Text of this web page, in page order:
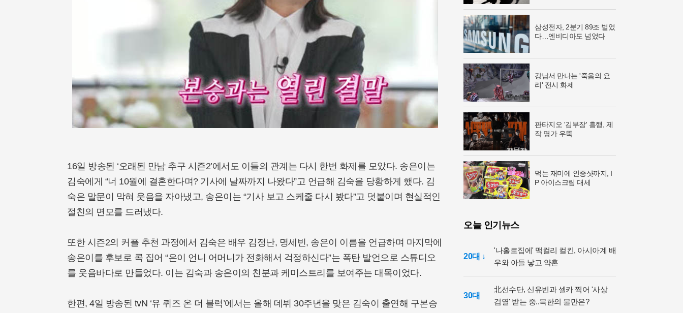
16일 방송된 ‘오래된 만남 추구 시즌2’에서도 이들의 관계는 다시 한번 화제를 모았다. 송은이는
김숙에게 “너 10월에 결혼한다며? 기사에 날짜까지 나왔다”고 언급해 김숙을 당황하게 했다. 김
숙은 말문이 막혀 웃음을 자아냈고, 송은이는 “기사 보고 스케줄 다시 봤다”고 덧붙이며 현실적인
절친의 면모를 드러냈다.
또한 시즌2의 커플 추천 과정에서 김숙은 배우 김정난, 명세빈, 송은이 이름을 언급하며 마지막에
송은이를 후보로 콕 집어 “은이 언니 어머니가 전화해서 걱정하신다”는 폭탄 발언으로 스튜디오
를 웃음바다로 만들었다. 이는 김숙과 송은이의 친분과 케미스트리를 보여주는 대목이었다.
한편, 4일 방송된 tvN ‘유 퀴즈 온 더 블럭’에서는 올해 데뷔 30주년을 맞은 김숙이 출연해 구본승
삼성전자, 2분기 89조 벌었
다…엔비디아도 넘었다
강남서 만나는 '죽음의 요
리' 전시 화제
판타지오 '김부장' 흥행, 제
작 명가 우뚝
먹는 재미에 인증샷까지, I
P 아이스크림 대세
오늘 인기뉴스
20대 ↓
'나홀로집에' 맥컬리 컬킨, 아시아계 배
우와 아들 낳고 약혼
30대
北선수단, 신유빈과 셀카 찍어 '사상
검열' 받는 중..북한의 불만은?